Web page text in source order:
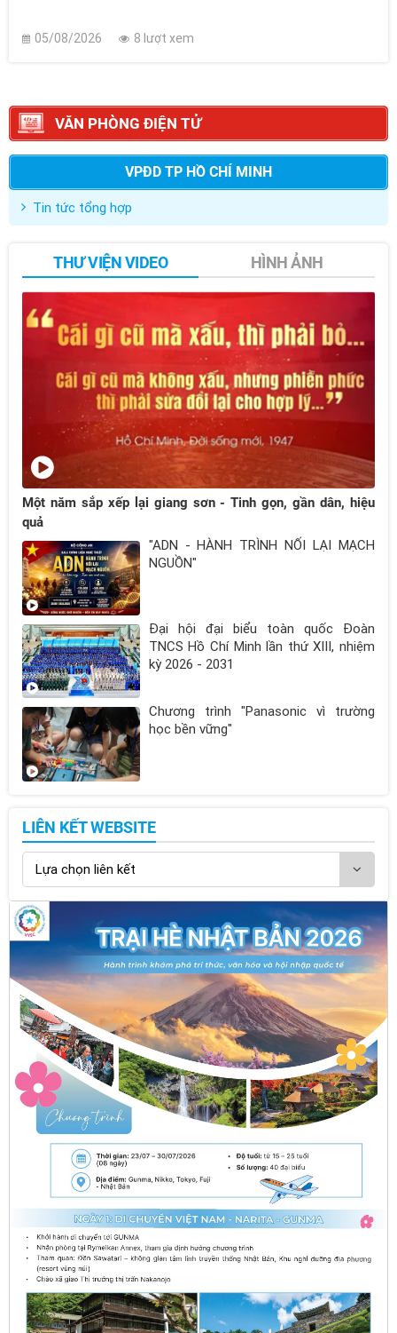
05/08/2026 8 lượt xem
VĂN PHÒNG ĐIỆN TỬ
VPĐD TP HỒ CHÍ MINH
Tin tức tổng hợp
THƯ VIỆN VIDEO HÌNH ẢNH
Một năm sắp xếp lại giang sơn - Tinh gọn, gần dân, hiệu
quả
"ADN - HÀNH TRÌNH NỐI LẠI MẠCH
NGUỒN"
Đại hội đại biểu toàn quốc Đoàn
TNCS Hồ Chí Minh lần thứ XIII, nhiệm
kỳ 2026 - 2031
Chương trình "Panasonic vì trường
học bền vững"
LIÊN KẾT WEBSITE